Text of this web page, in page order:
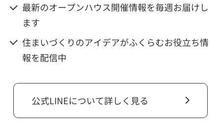
最新のオープンハウス開催情報を毎週お届けし
ます
住まいづくりのアイデアがふくらむお役立ち情
報を配信中
公式LINEについて詳しく見る